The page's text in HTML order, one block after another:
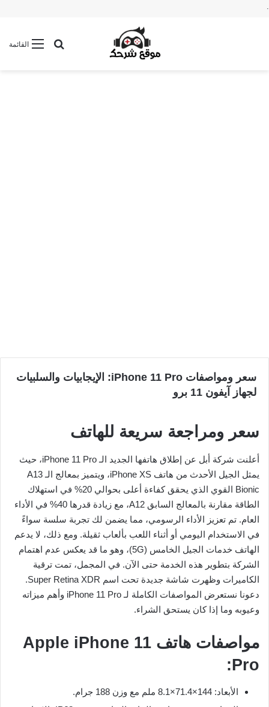
.
القائمةبحث عن
سعر ومواصفات iPhone 11 Pro: الإيجابيات والسلبيات
لجهاز آيفون 11 برو
سعر ومراجعة سريعة للهاتف
أعلنت شركة أبل عن إطلاق هاتفها الجديد الـ iPhone 11 Pro، حيث
يمثل الجيل الأحدث من هاتف iPhone XS، ويتميز بمعالج الـ A13
Bionic القوي الذي يحقق كفاءة أعلى بحوالي 20% في استهلاك
الطاقة مقارنة بالمعالج السابق A12، مع زيادة قدرها 40% في الأداء
العام. تم تعزيز الأداء الرسومي، مما يضمن لك تجربة سلسة سواءً
في الاستخدام اليومي أو أثناء اللعب بألعاب ثقيلة. ومع ذلك، لا يدعم
الهاتف خدمات الجيل الخامس (5G)، وهو ما قد يعكس عدم اهتمام
الشركة بتطوير هذه الخدمة حتى الآن. في المجمل، تمت ترقية
الكاميرات وظهرت شاشة جديدة تحت اسم Super Retina XDR.
دعونا نستعرض المواصفات الكاملة لـ iPhone 11 Pro وأهم ميزاته
وعيوبه وما إذا كان يستحق الشراء.
مواصفات هاتف Apple iPhone 11
Pro:
الأبعاد: 144×71.4×8.1 ملم مع وزن 188 جرام.